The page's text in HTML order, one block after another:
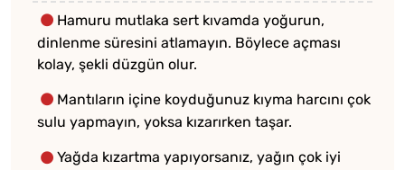
Hamuru mutlaka sert kıvamda yoğurun,
dinlenme süresini atlamayın. Böylece açması
kolay, şekli düzgün olur.
Mantıların içine koyduğunuz kıyma harcını çok
sulu yapmayın, yoksa kızarırken taşar.
Yağda kızartma yapıyorsanız, yağın çok iyi